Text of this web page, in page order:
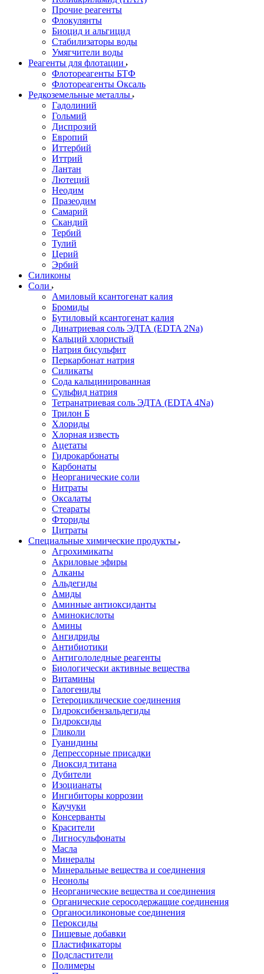
Прочие реагенты
Флокулянты
Биоцид и альгицид
Стабилизаторы воды
Умягчители воды
Реагенты для флотации
Флотореагенты БТФ
Флотореагенты Оксаль
Редкоземельные металлы
Гадолиний
Гольмий
Диспрозий
Европий
Иттербий
Иттрий
Лантан
Лютеций
Неодим
Празеодим
Самарий
Скандий
Тербий
Тулий
Церий
Эрбий
Силиконы
Соли
Амиловый ксантогенат калия
Бромиды
Бутиловый ксантогенат калия
Динатриевая соль ЭДТА (EDTA 2Na)
Кальций хлористый
Натрия бисульфит
Перкарбонат натрия
Силикаты
Сода кальцинированная
Сульфид натрия
Тетранатриевая соль ЭДТА (EDTA 4Na)
Трилон Б
Хлориды
Хлорная известь
Ацетаты
Гидрокарбонаты
Карбонаты
Неорганические соли
Нитраты
Оксалаты
Стеараты
Фториды
Цитраты
Специальные химические продукты
Агрохимикаты
Акриловые эфиры
Алканы
Альдегиды
Амиды
Аминные антиоксиданты
Аминокислоты
Амины
Ангидриды
Антибиотики
Антигололедные реагенты
Биологически активные вещества
Витамины
Галогениды
Гетероциклические соединения
Гидроксибензальдегиды
Гидроксиды
Гликоли
Гуанидины
Депрессорные присадки
Диоксид титана
Дубители
Изоцианаты
Ингибиторы коррозии
Каучуки
Консерванты
Красители
Лигносульфонаты
Масла
Минералы
Минеральные вещества и соединения
Неонолы
Неорганические вещества и соединения
Органические серосодержащие соединения
Органосиликоновые соединения
Пероксиды
Пищевые добавки
Пластификаторы
Подсластители
Полимеры